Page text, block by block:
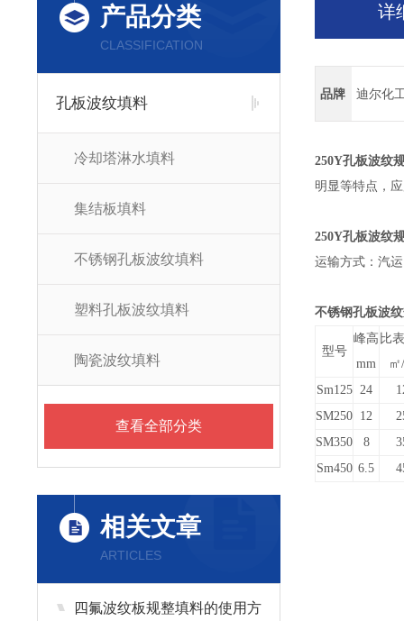
产品分类
CLASSIFICATION
孔板波纹填料
冷却塔淋水填料
集结板填料
不锈钢孔板波纹填料
塑料孔板波纹填料
陶瓷波纹填料
查看全部分类
相关文章
ARTICLES
四氟波纹板规整填料的使用方
详
品牌 迪尔化
250Y孔板波纹
明显等特点，
250Y孔板波纹
运输方式：汽
不锈钢孔板波
型号
峰高
mm
比
Sm125 24
SM250 12
SM350
8
Sm450 6.5